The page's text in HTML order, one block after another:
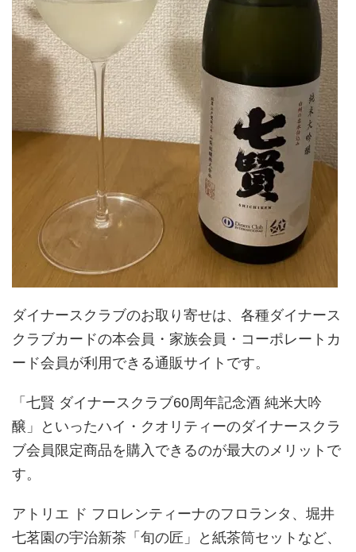
ダイナースクラブのお取り寄せは、各種ダイナース
クラブカードの本会員・家族会員・コーポレートカ
ード会員が利用できる通販サイトです。
「七賢 ダイナースクラブ60周年記念酒 純米大吟
醸」といったハイ・クオリティーのダイナースクラ
ブ会員限定商品を購入できるのが最大のメリットで
す。
アトリエ ド フロレンティーナのフロランタ、堀井
七茗園の宇治新茶「旬の匠」と紙茶筒セットなど、